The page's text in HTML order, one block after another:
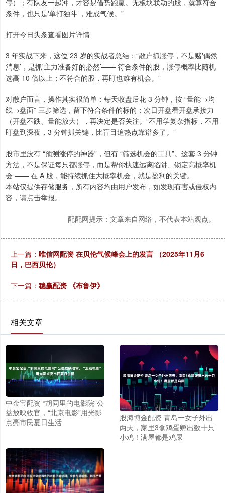
停）；有队友一起冲，才容易借势跑赢。无板块联动的股，就算符合
条件，也只是'单打独斗’，难成气候。”
打开今日头条查看图片详情
3 年实战下来，这位 23 岁的实战者总结：“散户抓涨停，不是赌'偶然
消息’，是抓'主力准备好的必然’—— 符合条件的股，涨停概率比随机
选高 10 倍以上；不符合的股，再盯也难有机会。”
对散户而言，操作其实很简单：每天收盘后花 3 分钟，按 “量能→均
线→盘面” 三步筛选，留下符合条件的标的；次日开盘看开盘承接力
（开盘不跌、量能放大），再决定是否关注。“不用学复杂指标，不用
盯盘到深夜，3 分钟抓关键，比盲目追热点靠谱多了。”
股市里没有 “预测涨停的神器”，但有 “筛选机会的工具”。这套 3 分钟
方法，不是保证每只都涨停，而是帮你快速远离陷阱、锁定高概率机
会 —— 在 A 股，能持续抓住大概率机会，就是盈利的关键。
本站仅提供存储服务，所有内容均由用户发布，如发现有害或侵权内
容，请点击举报。
配配网提示：文章来自网络，不代表本站观点。
上一篇： 唯信网配资 在贝伦气候峰会上的发言 （2025年11月6
日，巴西贝伦）
下一篇： 稳赢配资 《布鲁伊》
相关文章
中金宝配资 “胡同里的电影院”公
益放映收官，“北京电影”用光影
点亮市民夏日生活
股海博金配资 青岛一女子外出
两天，家里3盒鸡蛋孵出数十只
小鸡！满屋都是鸡屎